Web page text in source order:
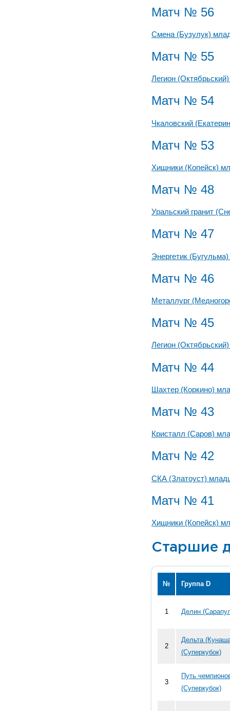
Матч № 56
Смена (Бузулук)
Матч № 55
Легион
Матч № 54
Чкаловский
Матч № 53
Хищники (Копейск)
Матч № 48
Уральский гранит
Матч № 47
Энергетик
Матч № 46
Металлург
Матч № 45
Легион
Матч № 44
Шахтер (Коркино)
Матч № 43
Кристалл (Саров)
Матч № 42
СКА (Златоуст)
Матч № 41
Хищники (Копейск)
Старшие
№ Группа D
1 Делин
2
Дельта
(Суперкубок)
3
Путь
(Суперкубок)